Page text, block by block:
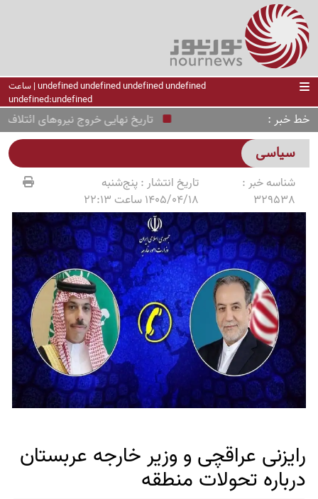
undefined undefined undefined undefined | ساعت
undefined:undefined
خط خبر تاریخ نهایی خروج نیروهای ائتلاف
سیاسی
شناسه خبر :
329538
تاریخ انتشار :پنج‌شنبه
1405/04/18 ساعت 22:13
رایزنی عراقچی و وزیر خارجه عربستان
درباره تحولات منطقه